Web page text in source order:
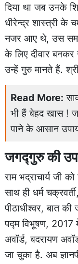
दिया था जब उनके
धीरेन्द्र शास्त्री के
नजर आए थे, उस समय
के लिए दीवार बनकर
उन्हें गुरु मानते हैं.
Read More:
भी हैं बेहद खास !
पाने के आसान
जगद्गुरु की
राम भद्राचार्य जी
साथ ही धर्म
पीठाधीश्वर, बात
पद्म विभूषण, 2017
अवॉर्ड, बदरायण
जा चुका है. अब